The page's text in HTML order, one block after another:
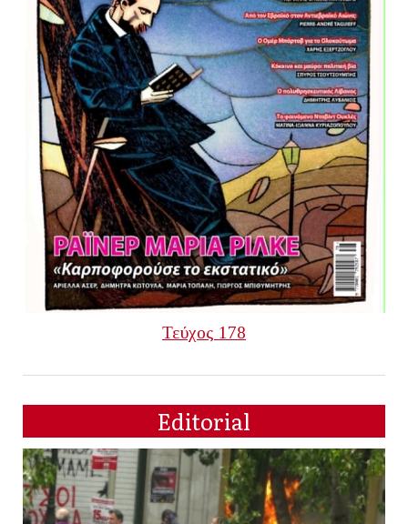
Τεύχος 178
Editorial